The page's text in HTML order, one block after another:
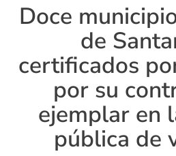
Doce
de
certificados
por su
ejemplar en
pública de